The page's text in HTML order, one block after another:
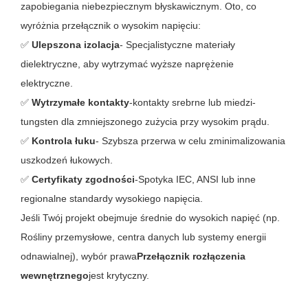
zapobiegania niebezpiecznym błyskawicznym. Oto, co
wyróżnia przełącznik o wysokim napięciu:
✅Ulepszona izolacja- Specjalistyczne materiały
dielektryczne, aby wytrzymać wyższe naprężenie
elektryczne.
✅Wytrzymałe kontakty-kontakty srebrne lub miedzi-
tungsten dla zmniejszonego zużycia przy wysokim prądu.
✅ Kontrola łuku- Szybsza przerwa w celu zminimalizowania
uszkodzeń łukowych.
✅Certyfikaty zgodności-Spotyka IEC, ANSI lub inne
regionalne standardy wysokiego napięcia.
Jeśli Twój projekt obejmuje średnie do wysokich napięć (np.
Rośliny przemysłowe, centra danych lub systemy energii
odnawialnej), wybór prawaPrzełącznik rozłączenia
wewnętrznegojest krytyczny.